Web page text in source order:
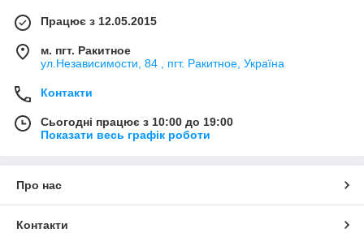
Працює з 12.05.2015
м. пгт. Ракитное
ул.Независимости, 84 , пгт. Ракитное, Україна
Контакти
Сьогодні працює з 10:00 до 19:00
Показати весь графік роботи
Про нас
Контакти